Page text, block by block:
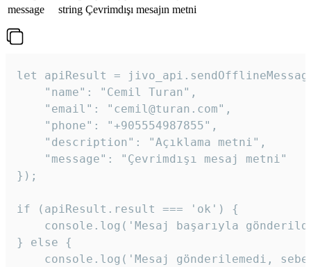
message
string Çevrimdışı mesajın metni
let apiResult =
    "name": "Cemil Turan",
    "email": "cemil@turan.com",
    "phone": "+905554987855",
    "description": "Açıklama metni",
    "message": "Çevrimdışı mesaj metni"
});
if (apiResult.result === 'ok') {
console.log('Mesaj başarıyla
} else {
console.log('Mesaj gönderilemedi,